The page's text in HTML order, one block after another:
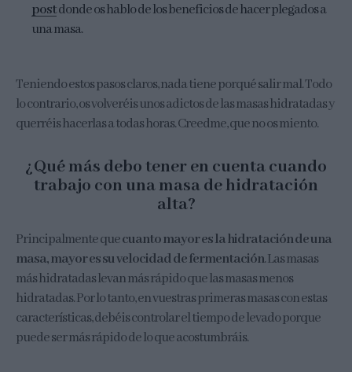
postdonde os hablo de los beneficios de hacer plegados a
una masa.
Teniendo estos pasos claros, nada tiene porqué salir mal. Todo
lo contrario, os volveréis unos adictos de las masas hidratadas y
querréis hacerlas a todas horas. Creedme, que no os miento.
¿Qué más debo tener en cuenta cuando
trabajo con una masa de hidratación
alta?
Principalmente quecuanto mayor es la hidratación de una
masa, mayor es su velocidad de fermentación. Las masas
más hidratadas levan más rápido que las masas menos
hidratadas. Por lo tanto, en vuestras primeras masas con estas
características, debéis controlar el tiempo de levado porque
puede ser más rápido de lo que acostumbráis.